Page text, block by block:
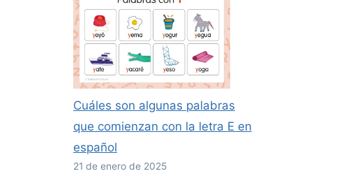
Cuáles son algunas palabras
que comienzan con la letra E en
español
21 de enero de 2025